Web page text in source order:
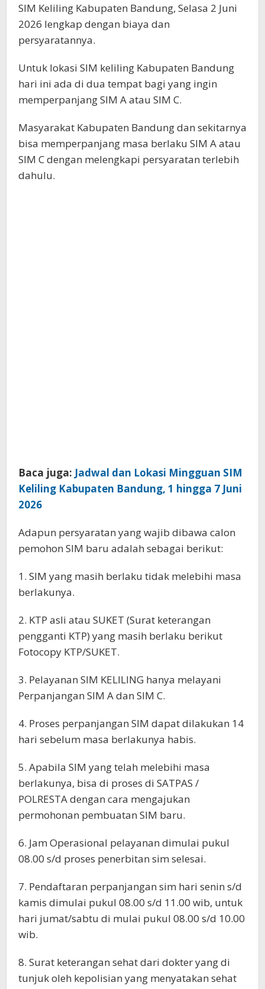
SIM Keliling Kabupaten Bandung, Selasa 2 Juni
2026 lengkap dengan biaya dan
persyaratannya.
Untuk lokasi SIM keliling Kabupaten Bandung
hari ini ada di dua tempat bagi yang ingin
memperpanjang SIM A atau SIM C.
Masyarakat Kabupaten Bandung dan sekitarnya
bisa memperpanjang masa berlaku SIM A atau
SIM C dengan melengkapi persyaratan terlebih
dahulu.
Baca juga: Jadwal dan Lokasi Mingguan SIM
Keliling Kabupaten Bandung, 1 hingga 7 Juni
2026
Adapun persyaratan yang wajib dibawa calon
pemohon SIM baru adalah sebagai berikut:
1. SIM yang masih berlaku tidak melebihi masa
berlakunya.
2. KTP asli atau SUKET (Surat keterangan
pengganti KTP) yang masih berlaku berikut
Fotocopy KTP/SUKET.
3. Pelayanan SIM KELILING hanya melayani
Perpanjangan SIM A dan SIM C.
4. Proses perpanjangan SIM dapat dilakukan 14
hari sebelum masa berlakunya habis.
5. Apabila SIM yang telah melebihi masa
berlakunya, bisa di proses di SATPAS /
POLRESTA dengan cara mengajukan
permohonan pembuatan SIM baru.
6. Jam Operasional pelayanan dimulai pukul
08.00 s/d proses penerbitan sim selesai.
7. Pendaftaran perpanjangan sim hari senin s/d
kamis dimulai pukul 08.00 s/d 11.00 wib, untuk
hari jumat/sabtu di mulai pukul 08.00 s/d 10.00
wib.
8. Surat keterangan sehat dari dokter yang di
tunjuk oleh kepolisian yang menyatakan sehat